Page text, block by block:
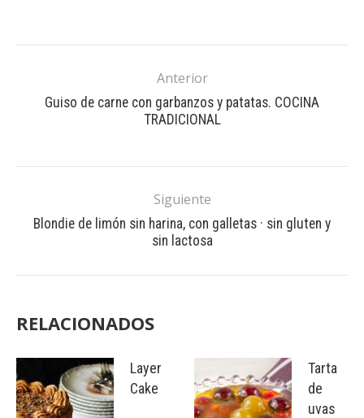
Anterior
Guiso de carne con garbanzos y patatas. COCINA
TRADICIONAL
Siguiente
Blondie de limón sin harina, con galletas · sin gluten y
sin lactosa
RELACIONADOS
Layer
Cake
Tarta
de
uvas